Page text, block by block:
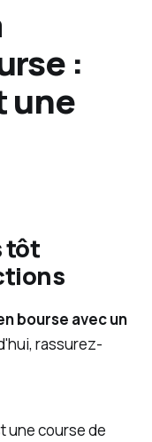
:
une
tôt
bourse avec un
rassurez-
une course de